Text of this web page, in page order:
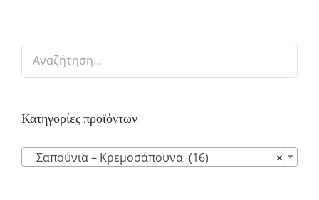
Κατηγορίες προϊόντων
×
Σαπούνια – Κρεμοσάπουνα (16)